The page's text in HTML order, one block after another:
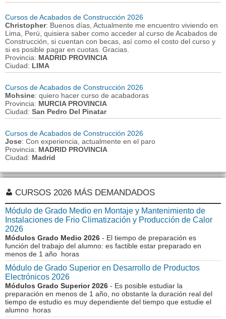
Cursos de Acabados de Construcción 2026
Christopher: Buenos días, Actualmente me encuentro viviendo en
Lima, Perú, quisiera saber como acceder al curso de Acabados de
Construcción, si cuentan con becas, así como el costo del curso y
si es posible pagar en cuotas. Gracias.
Provincia: MADRID PROVINCIA
Ciudad: LIMA
Cursos de Acabados de Construcción 2026
Mohsine: quiero hacer curso de acabadoras
Provincia: MURCIA PROVINCIA
Ciudad: San Pedro Del Pinatar
Cursos de Acabados de Construcción 2026
Jose: Con experiencia, actualmente en el paro
Provincia: MADRID PROVINCIA
Ciudad: Madrid
CURSOS 2026 MÁS DEMANDADOS
Módulo de Grado Medio en Montaje y Mantenimiento de
Instalaciones de Frio Climatización y Producción de Calor
2026
Módulos Grado Medio 2026 - El tiempo de preparación es
función del trabajo del alumno: es factible estar preparado en
menos de 1 año horas
Módulo de Grado Superior en Desarrollo de Productos
Electrónicos 2026
Módulos Grado Superior 2026 - Es posible estudiar la
preparación en menos de 1 año, no obstante la duración real del
tiempo de estudio es muy dependiente del tiempo que estudie el
alumno horas